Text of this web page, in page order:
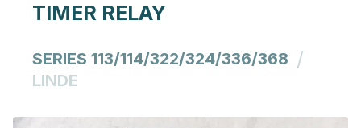
TIMER RELAY
SERIES 113/114/322/324/336/368 /
LINDE